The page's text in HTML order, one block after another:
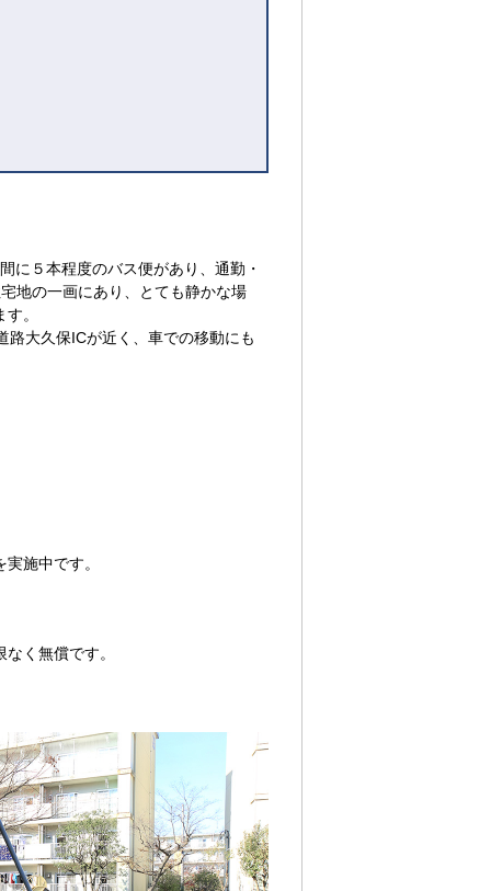
に５本程度のバス便があり、通勤・
地の一画にあり、とても静かな場
。
大久保ICが近く、車での移動にも
施中です。
く無償です。